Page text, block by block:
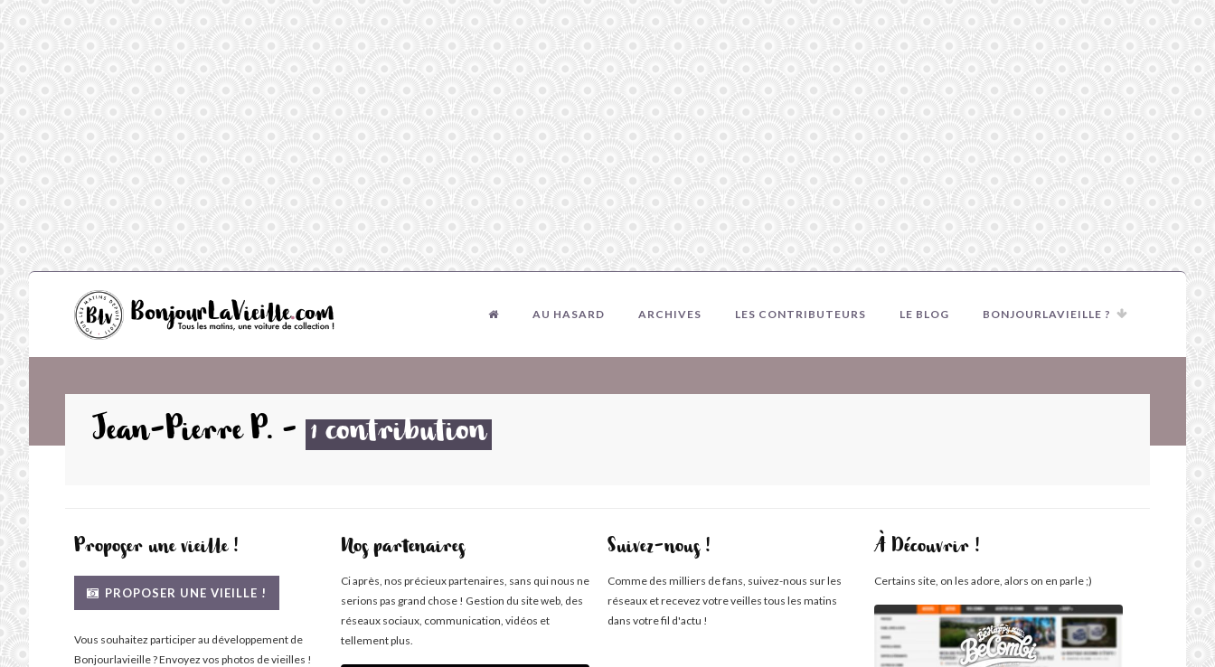
AU HASARD ARCHIVES LES CONTRIBUTEURS LE BLOG BONJOURLAVIEILLE ?
Jean-Pierre P. - 1 contribution
Proposer une vieille !
PROPOSER UNE VIEILLE !
Vous souhaitez participer au développement de
Bonjourlavieille ? Envoyez vos photos de vieilles !
Nos partenaires
Ci après, nos précieux partenaires, sans qui nous ne
serions pas grand chose ! Gestion du site web, des
réseaux sociaux, communication, vidéos et
tellement plus.
Suivez-nous !
Comme des milliers de fans, suivez-nous sur les
réseaux et recevez votre veilles tous les matins
dans votre fil d'actu !
À Découvrir !
Certains site, on les adore, alors on en parle ;)